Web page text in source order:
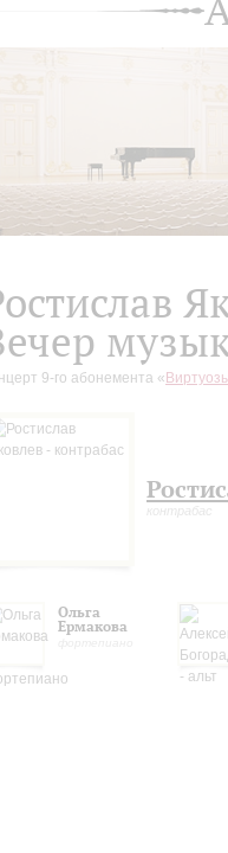
9-го абонемента «
контрабас
Ольга
Ермакова